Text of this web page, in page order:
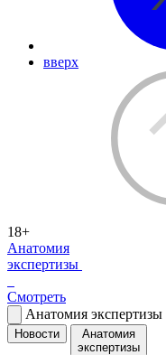
вверх
18+
Анатомия
экспертизы
Смотреть
Анатомия экспертизы
Новости
Анатомия
экспертизы